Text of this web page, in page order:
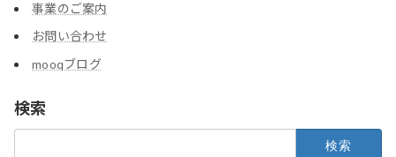
事業のご案内
お問い合わせ
mooqブログ
検索